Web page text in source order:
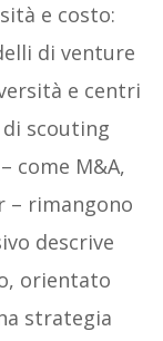
e costo:
di venture
e centri
scouting
come M&A,
– rimangono
descrive
orientato
strategia